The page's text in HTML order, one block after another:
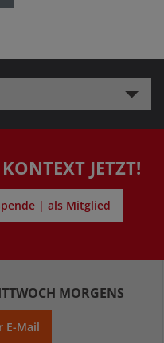
JETZT!
| als Mitglied
MORGENS
E-Mail